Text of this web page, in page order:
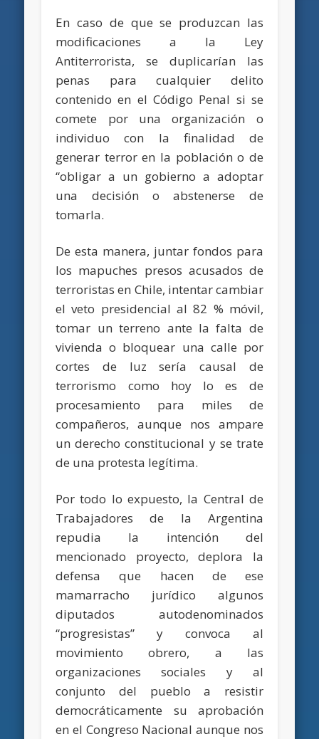
En caso de que se produzcan las
modificaciones a la Ley
Antiterrorista, se duplicarían las
penas para cualquier delito
contenido en el Código Penal si se
comete por una organización o
individuo con la finalidad de
generar terror en la población o de
“obligar a un gobierno a adoptar
una decisión o abstenerse de
tomarla.
De esta manera, juntar fondos para
los mapuches presos acusados de
terroristas en Chile, intentar cambiar
el veto presidencial al 82 % móvil,
tomar un terreno ante la falta de
vivienda o bloquear una calle por
cortes de luz sería causal de
terrorismo como hoy lo es de
procesamiento para miles de
compañeros, aunque nos ampare
un derecho constitucional y se trate
de una protesta legítima.
Por todo lo expuesto, la Central de
Trabajadores de la Argentina
repudia la intención del
mencionado proyecto, deplora la
defensa que hacen de ese
mamarracho jurídico algunos
diputados autodenominados
“progresistas” y convoca al
movimiento obrero, a las
organizaciones sociales y al
conjunto del pueblo a resistir
democráticamente su aprobación
en el Congreso Nacional aunque nos